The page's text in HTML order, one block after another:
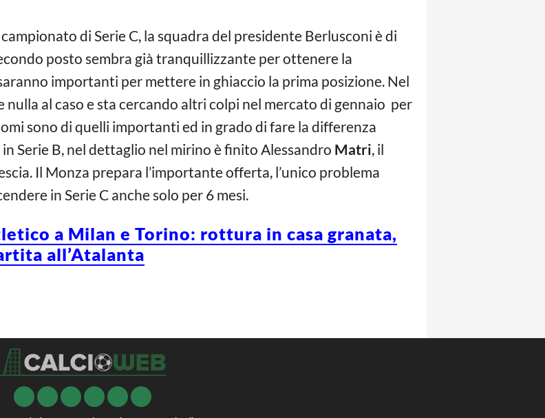
di Serie C, la squadra del presidente Berlusconi è di
posto sembra già tranquillizzante per ottenere la
importanti per mettere in ghiaccio la prima posizione. Nel
al caso e sta cercando altri colpi nel mercato di gennaio per
sono di quelli importanti ed in grado di fare la differenza
Serie B, nel dettaglio nel mirino è finito Alessandro Matri, il
Il Monza prepara l’importante offerta, l’unico problema
in Serie C anche solo per 6 mesi.
a Milan e Torino: rottura in casa granata,
all’Atalanta